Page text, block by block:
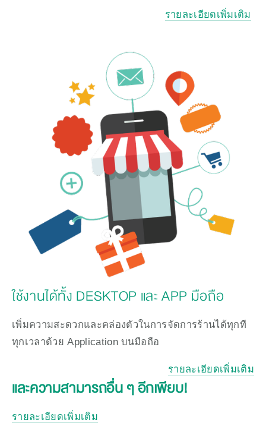
รายละเอียดเพิ่มเติม
ใช้งานได้ทั้ง DESKTOP และ APP มือถือ
เพิ่มความสะดวกและคล่องตัวในการจัดการร้านได้ทุกที
ทุกเวลาด้วย Application บนมือถือ
รายละเอียดเพิ่มเติม
และความสามารถอื่น ๆ อีกเพียบ!
รายละเอียดเพิ่มเติม